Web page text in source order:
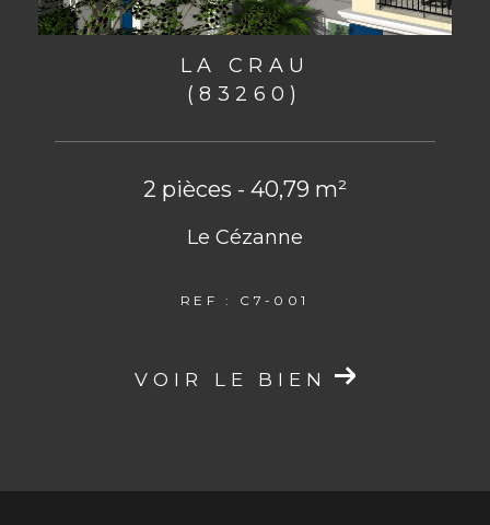
LA CRAU
(83260)
2 pièces - 40,79 m²
Le Cézanne
REF : C7-001
VOIR LE BIEN